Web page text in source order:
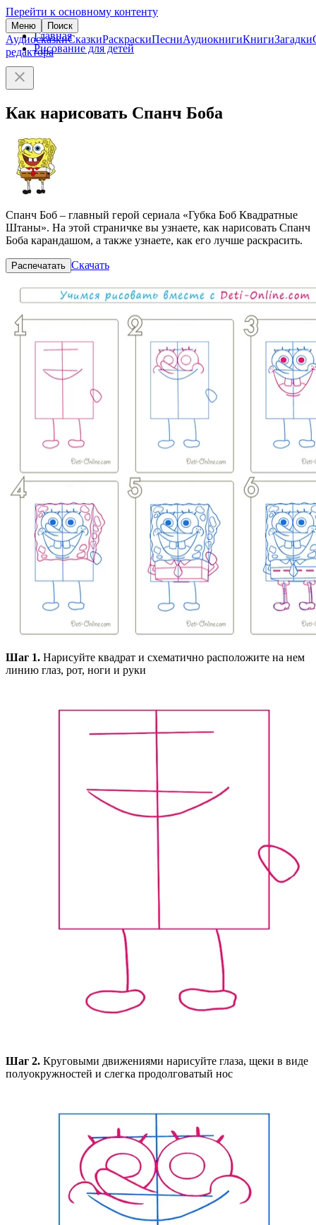
Перейти к основному контенту
Меню Поиск
АудиосказкиСказкиРаскраскиПесниАудиокнигиКнигиЗагадки
редактора
Главная
Рисование для детей
Как нарисовать Спанч Боба
Спанч Боб – главный герой сериала «Губка Боб Квадратные
Штаны». На этой страничке вы узнаете, как нарисовать Спанч
Боба карандашом, а также узнаете, как его лучше раскрасить.
Распечатать Скачать
Шаг 1. Нарисуйте квадрат и схематично расположите на нем
линию глаз, рот, ноги и руки
Шаг 2. Круговыми движениями нарисуйте глаза, щеки в виде
полуокружностей и слегка продолговатый нос